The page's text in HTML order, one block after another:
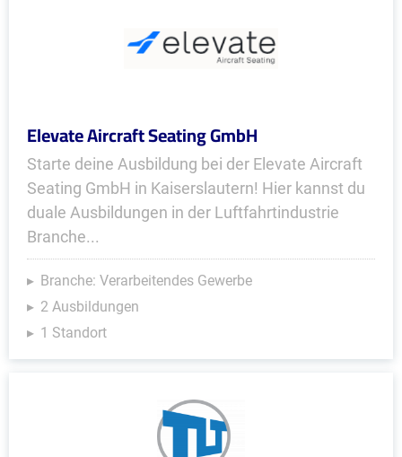
Elevate Aircraft Seating GmbH
Starte deine Ausbildung bei der Elevate Aircraft
Seating GmbH in Kaiserslautern! Hier kannst du
duale Ausbildungen in der Luftfahrtindustrie
Branche...
Branche: Verarbeitendes Gewerbe
2 Ausbildungen
1 Standort